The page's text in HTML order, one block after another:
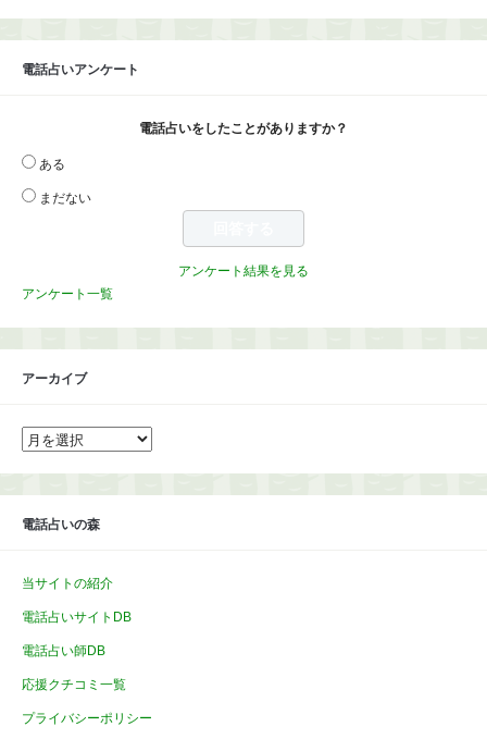
電話占いアンケート
電話占いをしたことがありますか？
ある
まだない
アンケート結果を見る
アンケート一覧
アーカイブ
ア
ー
イ
電話占いの森
当サイトの紹介
電話占いサイトDB
電話占い師DB
応援クチコミ一覧
プライバシーポリシー